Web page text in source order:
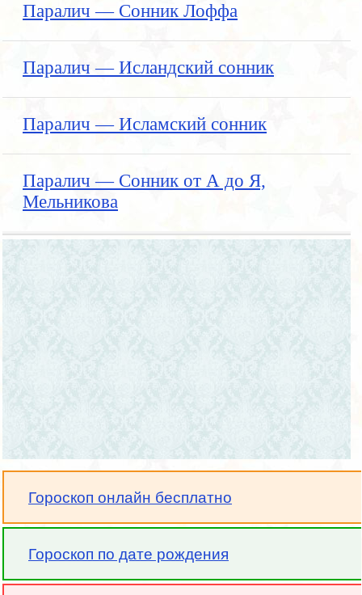
Паралич — Сонник Лоффа
Паралич — Исландский сонник
Паралич — Исламский сонник
Паралич — Сонник от А до Я,
Мельникова
Гороскоп онлайн бесплатно
Гороскоп по дате рождения